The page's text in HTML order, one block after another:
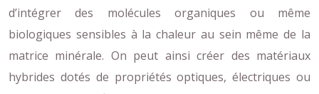
d’intégrer des molécules organiques ou même
biologiques sensibles à la chaleur au sein même de la
matrice minérale. On peut ainsi créer des matériaux
hybrides dotés de propriétés optiques, électriques ou